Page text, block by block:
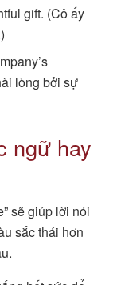
gift. (Cô ấy
lòng bởi sự
ngữ hay
sẽ giúp lời nói
sắc thái hơn